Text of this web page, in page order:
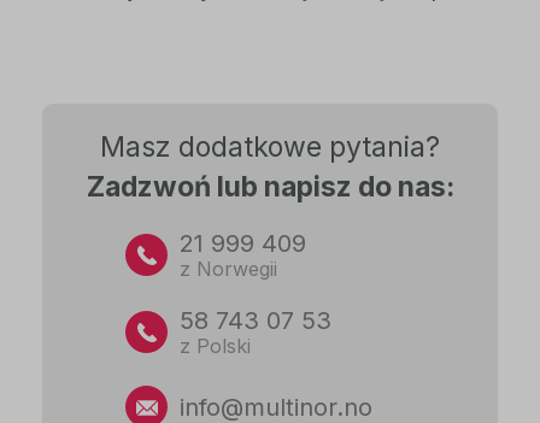
Masz dodatkowe pytania?
Zadzwoń lub napisz do nas:
21 999 409
z Norwegii
58 743 07 53
z Polski
info@multinor.no